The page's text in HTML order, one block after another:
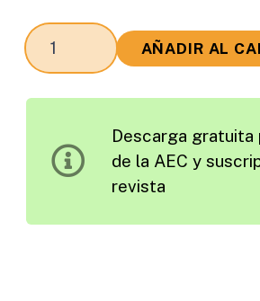
Las
Emulsiones
Química-
AÑADIR AL
Descarga gratuita
de la AEC y
revista